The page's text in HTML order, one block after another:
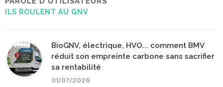
ILS ROULENT AU GNV
BioGNV, électrique, HVO... comment BMV
réduit son empreinte carbone sans sacrifier
sa rentabilité
01/07/2026